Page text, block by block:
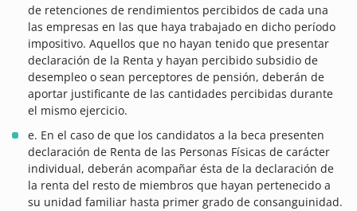
de retenciones de rendimientos percibidos de cada una
las empresas en las que haya trabajado en dicho período
impositivo. Aquellos que no hayan tenido que presentar
declaración de la Renta y hayan percibido subsidio de
desempleo o sean perceptores de pensión, deberán de
aportar justificante de las cantidades percibidas durante
el mismo ejercicio.
e. En el caso de que los candidatos a la beca presenten
declaración de Renta de las Personas Físicas de carácter
individual, deberán acompañar ésta de la declaración de
la renta del resto de miembros que hayan pertenecido a
su unidad familiar hasta primer grado de consanguinidad.